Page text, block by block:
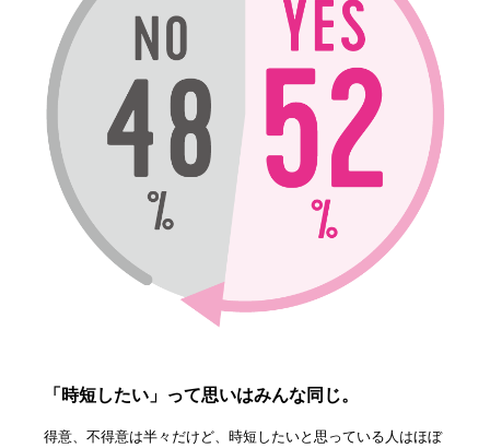
「時短したい」って思いはみんな同じ。
得意、不得意は半々だけど、時短したいと思っている人はほぼ